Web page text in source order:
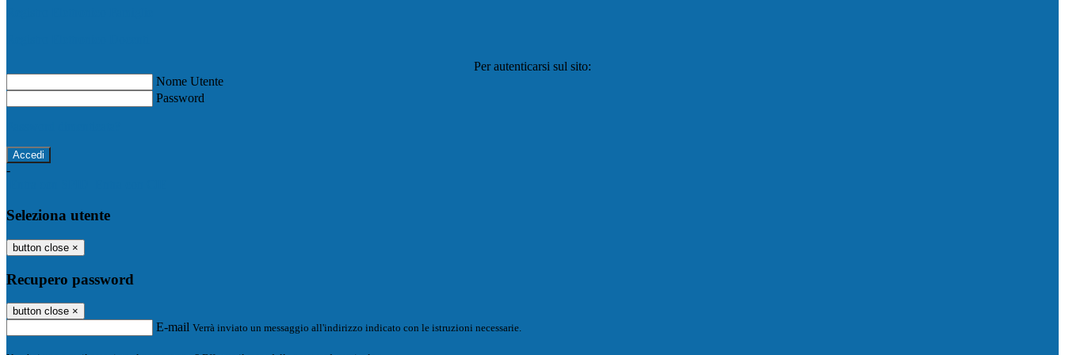
Per autenticarsi sul sito:
Nome Utente
Password
-
Seleziona utente
button close ×
Recupero password
button close ×
E-mail Verrà inviato un messaggio all'indirizzo indicato con le istruzioni necessarie.